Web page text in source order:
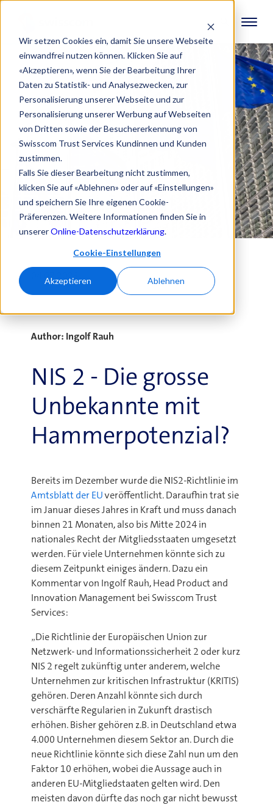
Wir setzen Cookies ein, damit Sie unsere Webseite
einwandfrei nutzen können. Klicken Sie auf
«Akzeptieren», wenn Sie der Bearbeitung Ihrer
Daten zu Statistik- und Analysezwecken, zur
Personalisierung unserer Webseite und zur
Personalisierung unserer Werbung auf Webseiten
von Dritten sowie der Besuchererkennung von
Swisscom Trust Services Kundinnen und Kunden
zustimmen.
Falls Sie dieser Bearbeitung nicht zustimmen,
klicken Sie auf «Ablehnen» oder auf «Einstellungen»
und speichern Sie Ihre eigenen Cookie-
Präferenzen. Weitere Informationen finden Sie in
unsererOnline-Datenschutzerklärung.
Cookie-Einstellungen
Akzeptieren Ablehnen
04.07.2023
Author: Ingolf Rauh
NIS 2 - Die grosse
Unbekannte mit
Hammerpotenzial?
Bereits im Dezember wurde die NIS2-Richtlinie im
Amtsblatt der EUveröffentlicht. Daraufhin trat sie
im Januar dieses Jahres in Kraft und muss danach
binnen 21 Monaten, also bis Mitte 2024 in
nationales Recht der Mitgliedsstaaten umgesetzt
werden. Für viele Unternehmen könnte sich zu
diesem Zeitpunkt einiges ändern. Dazu ein
Kommentar von Ingolf Rauh, Head Product and
Innovation Management bei Swisscom Trust
Services:
„Die Richtlinie der Europäischen Union zur
Netzwerk- und Informationssicherheit 2 oder kurz
NIS 2 regelt zukünftig unter anderem, welche
Unternehmen zur kritischen Infrastruktur (KRITIS)
gehören. Deren Anzahl könnte sich durch
verschärfte Regularien in Zukunft drastisch
erhöhen. Bisher gehören z.B. in Deutschland etwa
4.000 Unternehmen diesem Sektor an. Durch die
neue Richtlinie könnte sich diese Zahl nun um den
Faktor 10 erhöhen, wobei die Aussage auch in
anderen EU-Mitgliedstaaten gelten wird. Den
meisten davon dürfte das noch gar nicht bewusst